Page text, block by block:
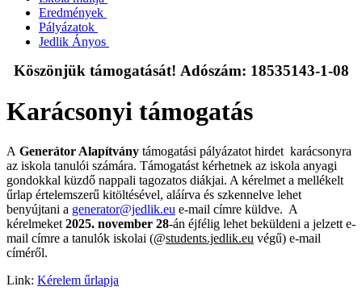
Eredmények
Pályázatok
Jedlik Ányos
Köszönjük támogatását! Adószám: 18535143-1-08
Karácsonyi támogatás
A Generátor Alapítvány támogatási pályázatot hirdet karácsonyra
az iskola tanulói számára. Támogatást kérhetnek az iskola anyagi
gondokkal küzdő nappali tagozatos diákjai. A kérelmet a mellékelt
űrlap értelemszerű kitöltésével, aláírva és szkennelve lehet
benyújtani a generator@jedlik.eu e-mail címre küldve. A
kérelmeket 2025. november 28-án éjfélig lehet beküldeni a jelzett e-
mail címre a tanulók iskolai (@students.jedlik.eu végű) e-mail
címéről.
Link: Kérelem űrlapja